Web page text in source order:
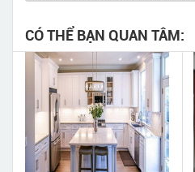
CÓ THỂ BẠN QUAN TÂM: